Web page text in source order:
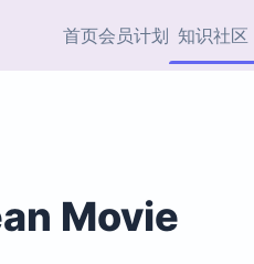
首页会员计划 知识社区
协作者
Movie